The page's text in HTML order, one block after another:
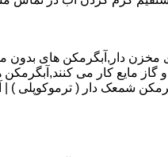
مایع کار می کنند,آبگرمکن
کار می کنند.3) آبگرمکن های گازسوز دیواری